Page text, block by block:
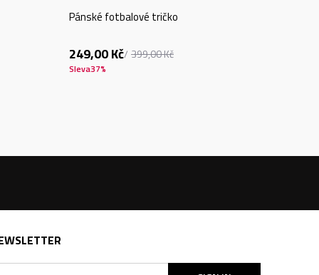
Pánské fotbalové tričko
249,00Kč 399,00Kč
Sleva37%